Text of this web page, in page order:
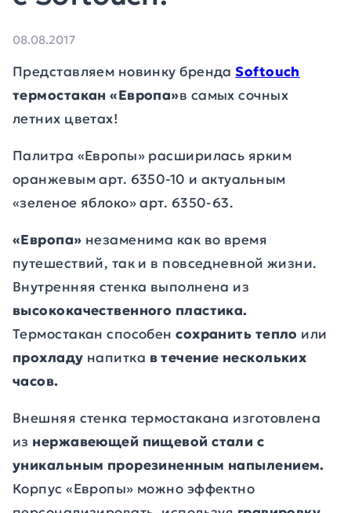
08.08.2017
Представляем новинку бренда Softouch
термостакан «Европа»в самых сочных
летних цветах!
Палитра «Европы» расширилась ярким
оранжевым арт. 6350-10 и актуальным
«зеленое яблоко» арт. 6350-63.
«Европа» незаменима как во время
путешествий, так и в повседневной жизни.
Внутренняя стенка выполнена из
высококачественного пластика.
Термостакан способенсохранить тепло или
прохладу напитка в течение нескольких
часов.
Внешняя стенка термостакана изготовлена
из нержавеющей пищевой стали с
уникальным прорезиненным напылением.
Корпус «Европы» можно эффектно